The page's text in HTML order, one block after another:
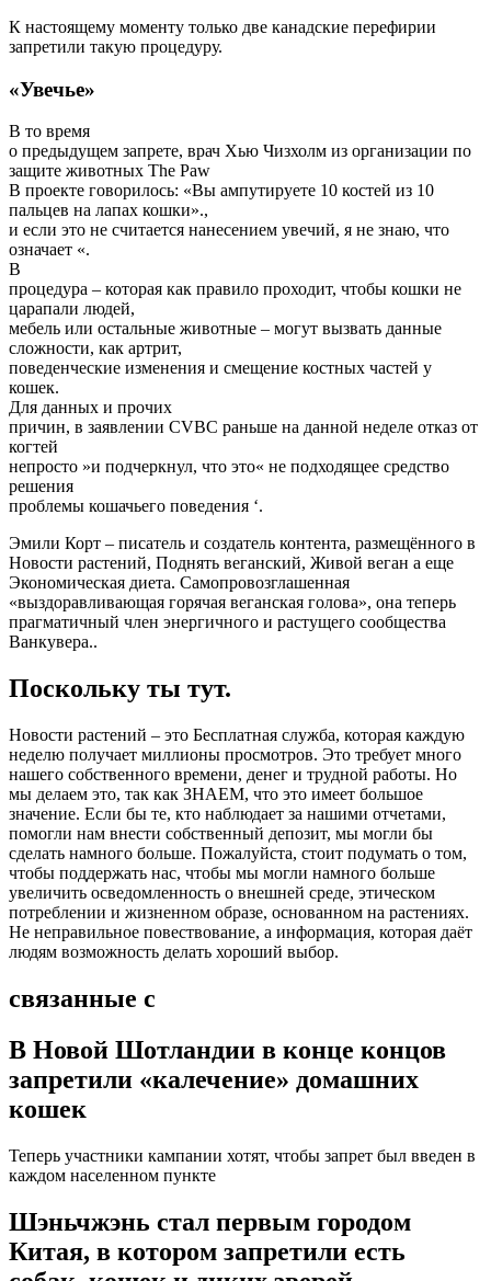
К настоящему моменту только две канадские перефирии
запретили такую процедуру.
«Увечье»
В то время
о предыдущем запрете, врач Хью Чизхолм из организации по
защите животных The Paw
В проекте говорилось: «Вы ампутируете 10 костей из 10
пальцев на лапах кошки».,
и если это не считается нанесением увечий, я не знаю, что
означает «.
В
процедура – которая как правило проходит, чтобы кошки не
царапали людей,
мебель или остальные животные – могут вызвать данные
сложности, как артрит,
поведенческие изменения и смещение костных частей у
кошек.
Для данных и прочих
причин, в заявлении CVBC раньше на данной неделе отказ от
когтей
непросто »и подчеркнул, что это« не подходящее средство
решения
проблемы кошачьего поведения ‘.
Эмили Корт – писатель и создатель контента, размещённого в
Новости растений, Поднять веганский, Живой веган а еще
Экономическая диета. Самопровозглашенная
«выздоравливающая горячая веганская голова», она теперь
прагматичный член энергичного и растущего сообщества
Ванкувера..
Поскольку ты тут.
Новости растений – это Бесплатная служба, которая каждую
неделю получает миллионы просмотров. Это требует много
нашего собственного времени, денег и трудной работы. Но
мы делаем это, так как ЗНАЕМ, что это имеет большое
значение. Если бы те, кто наблюдает за нашими отчетами,
помогли нам внести собственный депозит, мы могли бы
сделать намного больше. Пожалуйста, стоит подумать о том,
чтобы поддержать нас, чтобы мы могли намного больше
увеличить осведомленность о внешней среде, этическом
потреблении и жизненном образе, основанном на растениях.
Не неправильное повествование, а информация, которая даёт
людям возможность делать хороший выбор.
связанные с
В Новой Шотландии в конце концов
запретили «калечение» домашних
кошек
Теперь участники кампании хотят, чтобы запрет был введен в
каждом населенном пункте
Шэньчжэнь стал первым городом
Китая, в котором запретили есть